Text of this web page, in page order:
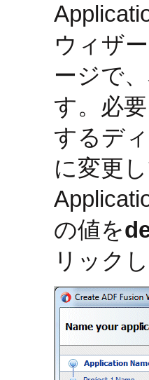
ウィザ
ージで
す。必
するデ
に変更
の値を
リック